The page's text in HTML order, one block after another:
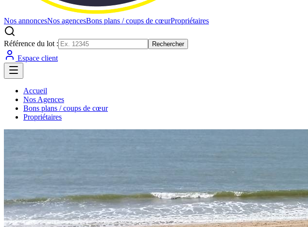
Nos annoncesNos agencesBons plans / coups de cœurPropriétaires
Référence du lot : Rechercher
Espace client
Accueil
Nos Agences
Bons plans / coups de cœur
Propriétaires